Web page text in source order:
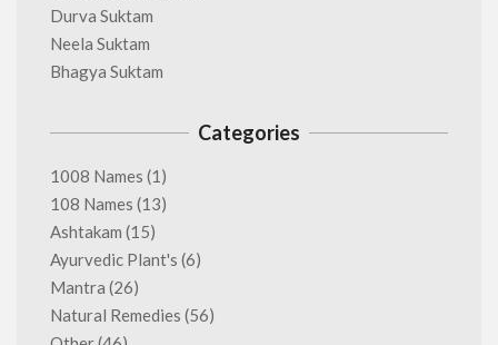
Durva Suktam
Neela Suktam
Bhagya Suktam
Categories
1008 Names (1)
108 Names (13)
Ashtakam (15)
Ayurvedic Plant's (6)
Mantra (26)
Natural Remedies (56)